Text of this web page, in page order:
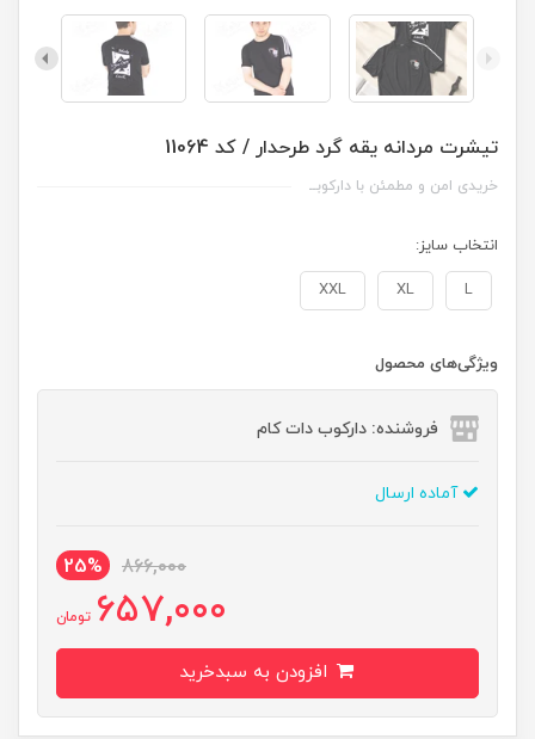
تیشرت مردانه یقه گرد طرحدار / کد 11064
خریدی امن و مطمئن با دارکوبــ
انتخاب سایز:
L
XL
XXL
ویژگی‌های محصول
فروشنده: دارکوب دات کام
آماده ارسال
866,000
25%
657,000 تومان